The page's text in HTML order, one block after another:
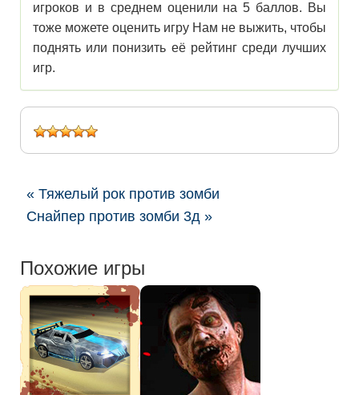
игроков и в среднем оценили на 5 баллов. Вы
тоже можете оценить игру Нам не выжить, чтобы
поднять или понизить её рейтинг среди лучших
игр.
« Тяжелый рок против зомби
Снайпер против зомби 3д »
Похожие игры